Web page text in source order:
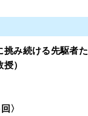
み続ける先駆者た
）
〉